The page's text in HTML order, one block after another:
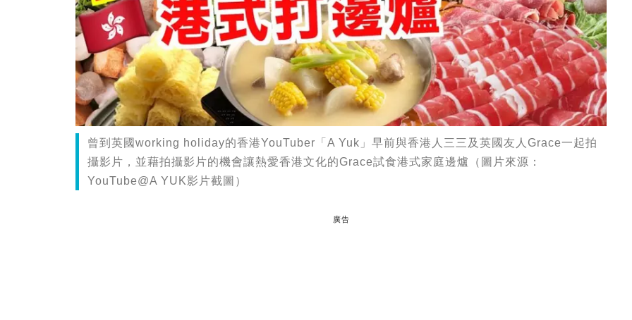
曾到英國working holiday的香港YouTuber「A Yuk」早前與香港人三三及英國友人Grace一起拍
攝影片，並藉拍攝影片的機會讓熱愛香港文化的Grace試食港式家庭邊爐（圖片來源：
YouTube@A YUK影片截圖）
廣告